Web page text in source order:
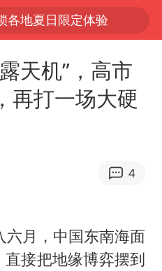
各地夏日限定体验
西湖突现狂风暴雨 游客瞬间被浇透
富婆带资进组给自己硬加60多场吻戏
视频丨中国东方电气集团原党组副书记、董事宋致远被查
豚将正面袭击贯穿浙江
回应车内过夜被收150元
天机”，高市
再打一场大硬
4
六月，中国东南海面
接把地缘博弈摆到